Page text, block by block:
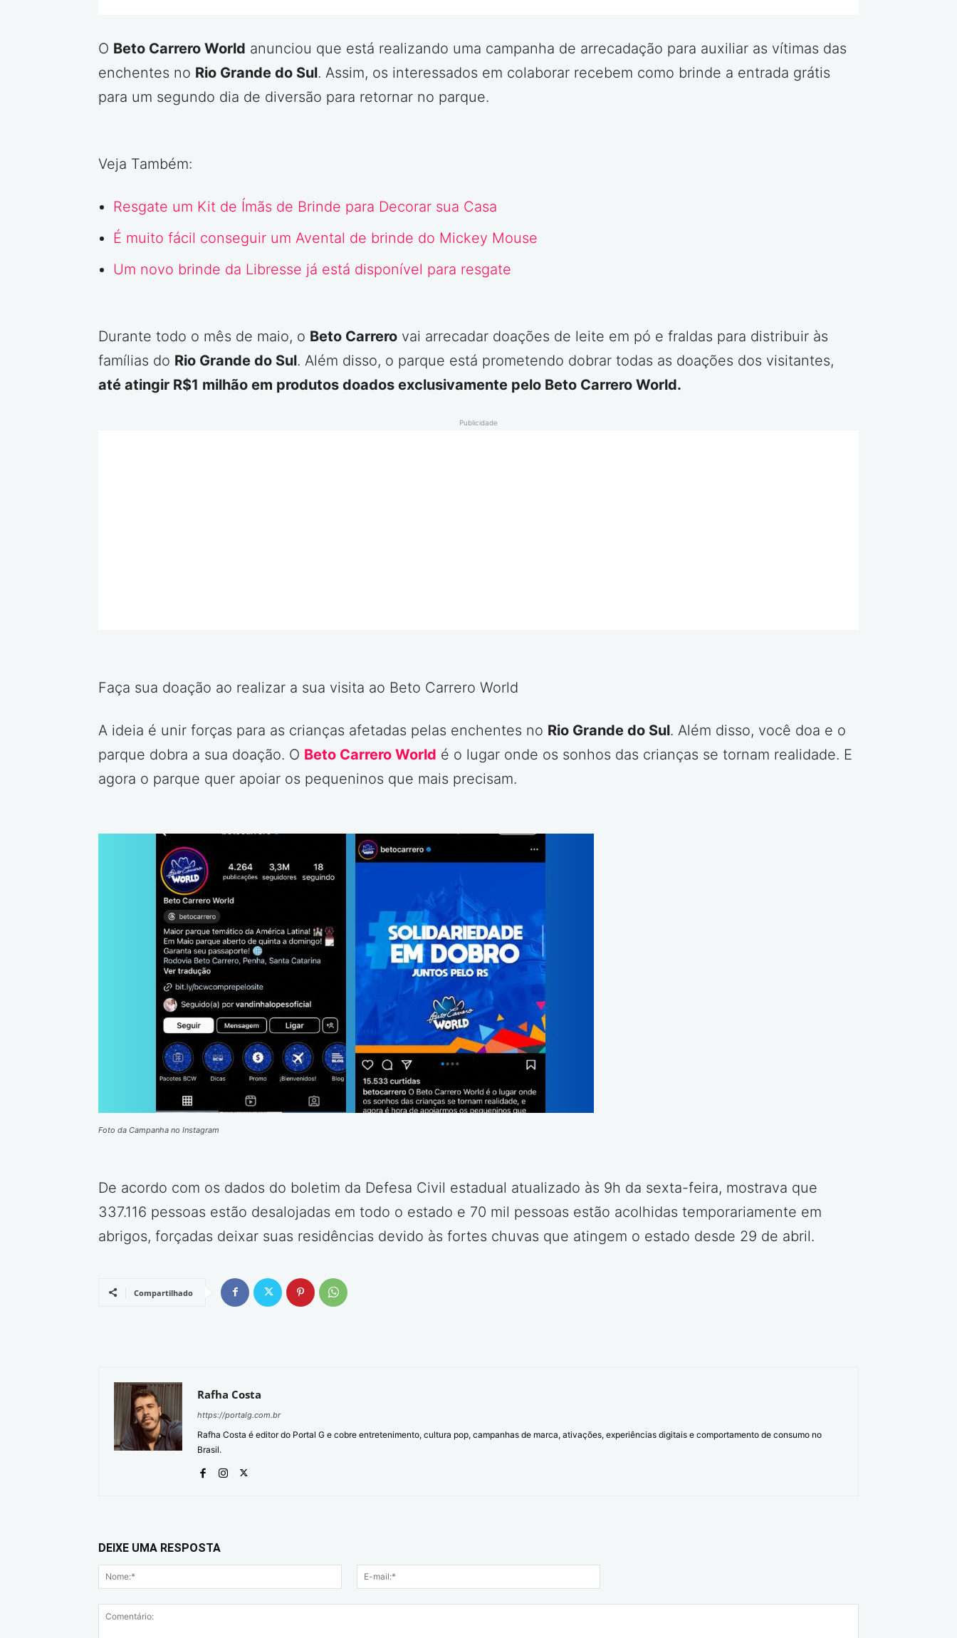
O Beto Carrero World anunciou que está realizando uma campanha de arrecadação para auxiliar as vítimas das
enchentes no Rio Grande do Sul. Assim, os interessados em colaborar recebem como brinde a entrada grátis
para um segundo dia de diversão para retornar no parque.
Veja Também:
Resgate um Kit de Ímãs de Brinde para Decorar sua Casa
É muito fácil conseguir um Avental de brinde do Mickey Mouse
Um novo brinde da Libresse já está disponível para resgate
Durante todo o mês de maio, o Beto Carrero vai arrecadar doações de leite em pó e fraldas para distribuir às
famílias do Rio Grande do Sul. Além disso, o parque está prometendo dobrar todas as doações dos visitantes,
até atingir R$1 milhão em produtos doados exclusivamente pelo Beto Carrero World.
Publicidade
Faça sua doação ao realizar a sua visita ao Beto Carrero World
A ideia é unir forças para as crianças afetadas pelas enchentes no Rio Grande do Sul. Além disso, você doa e o
parque dobra a sua doação. O Beto Carrero World é o lugar onde os sonhos das crianças se tornam realidade. E
agora o parque quer apoiar os pequeninos que mais precisam.
Foto da Campanha no Instagram
De acordo com os dados do boletim da Defesa Civil estadual atualizado às 9h da sexta-feira, mostrava que
337.116 pessoas estão desalojadas em todo o estado e 70 mil pessoas estão acolhidas temporariamente em
abrigos, forçadas deixar suas residências devido às fortes chuvas que atingem o estado desde 29 de abril.
Compartilhado
Rafha Costa
https://portalg.com.br
Rafha Costa é editor do Portal G e cobre entretenimento, cultura pop, campanhas de marca, ativações, experiências digitais e comportamento de consumo no
Brasil.
DEIXE UMA RESPOSTA
Nome:*
mail:*